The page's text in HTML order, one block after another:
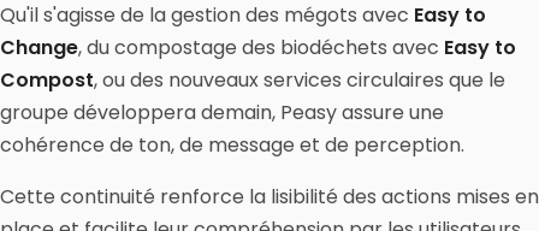
Qu'il s'agisse de la gestion des mégots avec Easy to
Change, du compostage des biodéchets avec Easy to
Compost, ou des nouveaux services circulaires que le
groupe développera demain, Peasy assure une
cohérence de ton, de message et de perception.
Cette continuité renforce la lisibilité des actions mises en